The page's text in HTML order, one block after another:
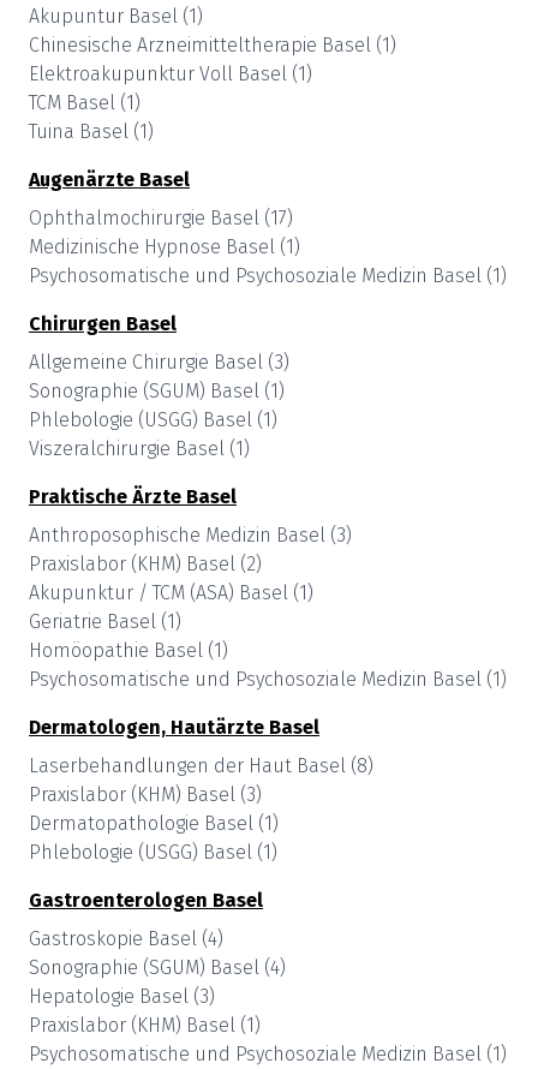
Akupuntur Basel (1)
Chinesische Arzneimitteltherapie Basel (1)
Elektroakupunktur Voll Basel (1)
TCM Basel (1)
Tuina Basel (1)
Augenärzte Basel
Ophthalmochirurgie Basel (17)
Medizinische Hypnose Basel (1)
Psychosomatische und Psychosoziale Medizin Basel (1)
Chirurgen Basel
Allgemeine Chirurgie Basel (3)
Sonographie (SGUM) Basel (1)
Phlebologie (USGG) Basel (1)
Viszeralchirurgie Basel (1)
Praktische Ärzte Basel
Anthroposophische Medizin Basel (3)
Praxislabor (KHM) Basel (2)
Akupunktur / TCM (ASA) Basel (1)
Geriatrie Basel (1)
Homöopathie Basel (1)
Psychosomatische und Psychosoziale Medizin Basel (1)
Dermatologen, Hautärzte Basel
Laserbehandlungen der Haut Basel (8)
Praxislabor (KHM) Basel (3)
Dermatopathologie Basel (1)
Phlebologie (USGG) Basel (1)
Gastroenterologen Basel
Gastroskopie Basel (4)
Sonographie (SGUM) Basel (4)
Hepatologie Basel (3)
Praxislabor (KHM) Basel (1)
Psychosomatische und Psychosoziale Medizin Basel (1)